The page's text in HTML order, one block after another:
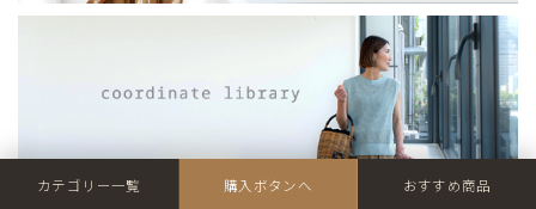
カテゴリー一覧 購入ボタンへ おすすめ商品